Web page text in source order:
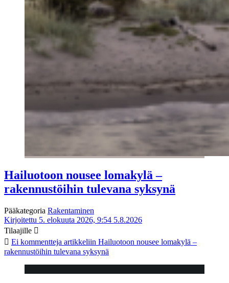
Hailuotoon nousee lomakylä –
rakennustöihin tulevana syksynä
Pääkategoria Rakentaminen
Kirjoitettu 5. elokuuta 2026, 9:54 5.8.2026
Tilaajille
Ei kommentteja artikkeliin Hailuotoon nousee lomakylä –
rakennustöihin tulevana syksynä